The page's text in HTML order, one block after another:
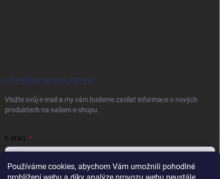
Používáme cookies, abychom Vám umožnili pohodlné
ODEBÍRAT NEWSLETTER
Vložte svůj e-mail a my vám budeme zasílat informace o nových
produktech na našem e-shopu.
E-MAIL